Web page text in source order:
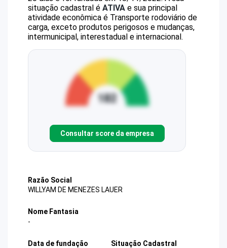
situação cadastral é ATIVA e sua principal
atividade econômica é Transporte rodoviário de
carga, exceto produtos perigosos e mudanças,
intermunicipal, interestadual e internacional.
Consultar score da empresa
Razão Social
WILLYAM DE MENEZES LAUER
Nome Fantasia
-
Data de fundação
Situação Cadastral